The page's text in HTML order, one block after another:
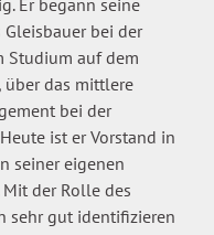
Er begann seine
bei der
Studium auf dem
über das mittlere
bei der
ist er Vorstand in
seiner eigenen
der Rolle des
sehr gut identifizieren